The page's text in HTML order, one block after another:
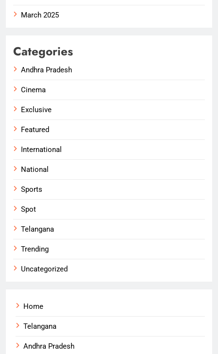
March 2025
Categories
Andhra Pradesh
Cinema
Exclusive
Featured
International
National
Sports
Spot
Telangana
Trending
Uncategorized
Home
Telangana
Andhra Pradesh